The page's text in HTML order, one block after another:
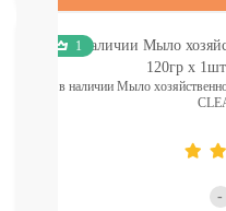
для
бровей
УХОД
1
в наличии Мыло
-